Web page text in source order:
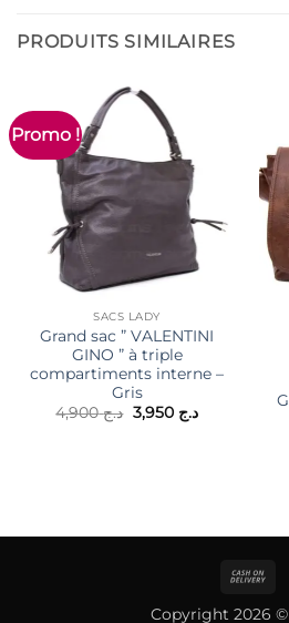
PRODUITS SIMILAIRES
Promo !
SACS LADY
Grand sac ” VALENTINI
GINO ” à triple
compartiments interne –
Gris
د.ج4,900
Le
prix
د.ج 3,950
Le
Copyright 2026 ©